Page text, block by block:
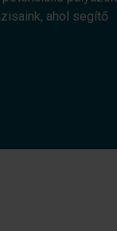
ahol segítő